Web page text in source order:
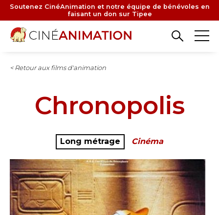
Aller
contenu
principal
Soutenez CinéAnimation et notre équipe de bénévoles en
faisant un don sur Tipee
< Retour aux films d'animation
Chronopolis
Long métrage Cinéma